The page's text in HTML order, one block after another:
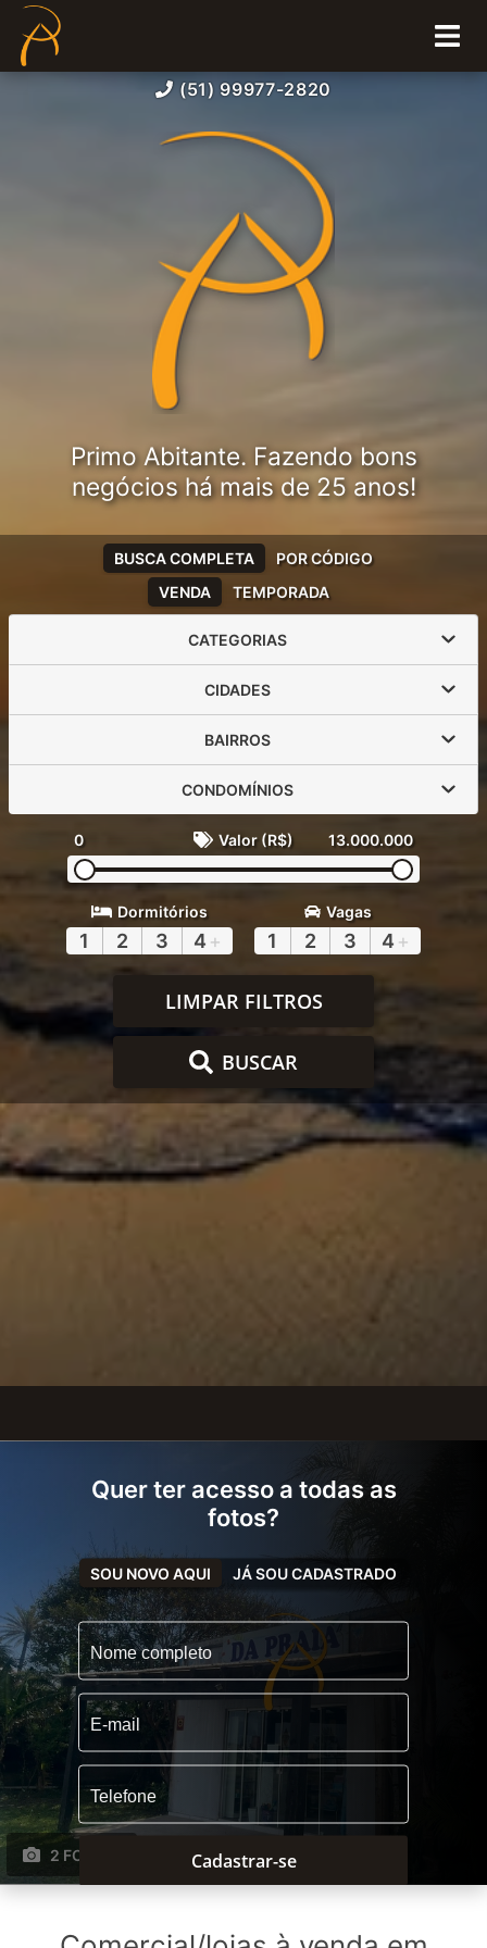
(51) 99977-2820
Primo Abitante. Fazendo bons
negócios há mais de 25 anos!
VENDA TEMPORADA
BUSCA COMPLETA POR CÓDIGO
CATEGORIAS
CIDADES
BAIRROS
CONDOMÍNIOS
0 Valor (R$) 13.000.000
Dormitórios
1 2 3 4 +
Vagas
1 2 3 4 +
LIMPAR FILTROS
BUSCAR
Quer ter acesso a todas as
fotos?
SOU NOVO AQUI JÁ SOU CADASTRADO
Cadastrar-se
2 FOTOS